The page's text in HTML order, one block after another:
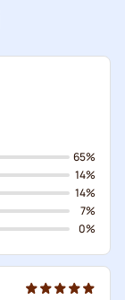
65%
14%
14%
7%
0%